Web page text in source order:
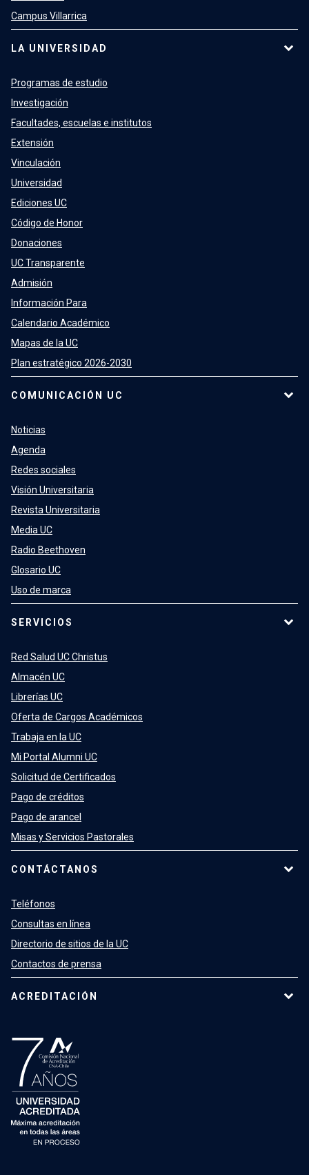
Campus Villarrica
LA UNIVERSIDAD
Programas de estudio
Investigación
Facultades, escuelas e institutos
Extensión
Vinculación
Universidad
Ediciones UC
Código de Honor
Donaciones
UC Transparente
Admisión
Información Para
Calendario Académico
Mapas de la UC
Plan estratégico 2026-2030
COMUNICACIÓN UC
Noticias
Agenda
Redes sociales
Visión Universitaria
Revista Universitaria
Media UC
Radio Beethoven
Glosario UC
Uso de marca
SERVICIOS
Red Salud UC Christus
Almacén UC
Librerías UC
Oferta de Cargos Académicos
Trabaja en la UC
Mi Portal Alumni UC
Solicitud de Certificados
Pago de créditos
Pago de arancel
Misas y Servicios Pastorales
CONTÁCTANOS
Teléfonos
Consultas en línea
Directorio de sitios de la UC
Contactos de prensa
ACREDITACIÓN